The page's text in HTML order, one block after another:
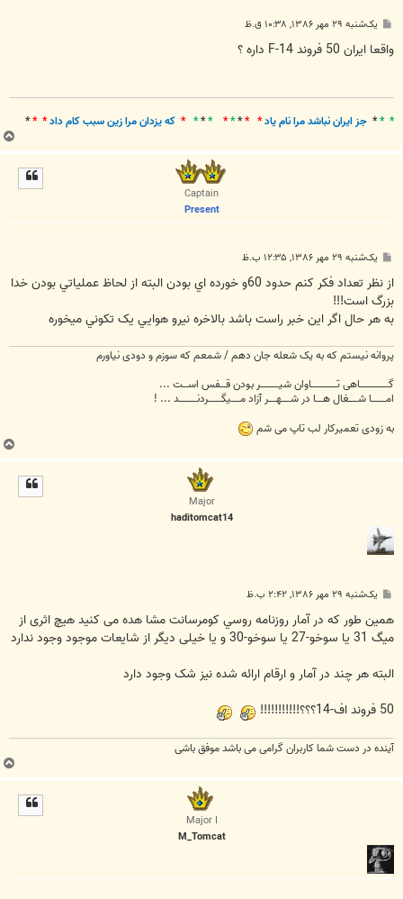
ت
یک‌شنبه ۲۹ مهر ۱۳۸۶, ۱۰:۳۸ ق.ظ
واقعا ايران 50 فروند F-14 داره ؟
* *
* جز ايران نباشد مرا نام ياد* *
*
*
*
*
*
*
* که يزدان مرا زين سبب کام داد* *
*
Captain
Present
ت
یک‌شنبه ۲۹ مهر ۱۳۸۶, ۱۲:۳۵ ب.ظ
از نظر تعداد فکر کنم حدود 60و خورده اي بودن البته از لحاظ عملياتي بودن خدا
بزرگ است!!!
به هر حال اگر اين خبر راست باشد بالاخره نيرو هوايي يک تکوني ميخوره
پروانه نیستم که به یک شعله جان دهم / شمعم که سوزم و دودی نیاورم
گــــــــــــــــاهی تــــــــــــــاوان شیــــــــــر بودن قـــفس اســـت ...
امــــــــا شـــــغال هــــا در شـــــهــــر آزاد مـــــیگـــــــردنــــــــــد ... !
به زودی تعمیرکار لب تاپ می شم
Major
haditomcat14
ت
یک‌شنبه ۲۹ مهر ۱۳۸۶, ۲:۴۲ ب.ظ
همین طور که در آمار روزنامه روسي کومرسانت مشا هده می کنید هیچ اثری از
میگ 31 یا سوخو-27 یا سوخو-30 و یا خیلی دیگر از شایعات موجود وجود ندارد
البته هر چند در آمار و ارقام ارائه شده نیز شک وجود دارد
50 فروند اف-14؟؟؟!!!!!!!!!!!
آینده در دست شما کاربران گرامی می باشد موفق باشی
Major I
M_Tomcat